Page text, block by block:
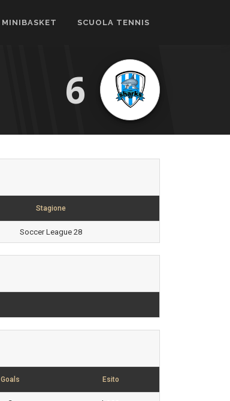
MINIBASKET SCUOLA TENNIS
6
Stagione
Soccer League 28
Goals Esito